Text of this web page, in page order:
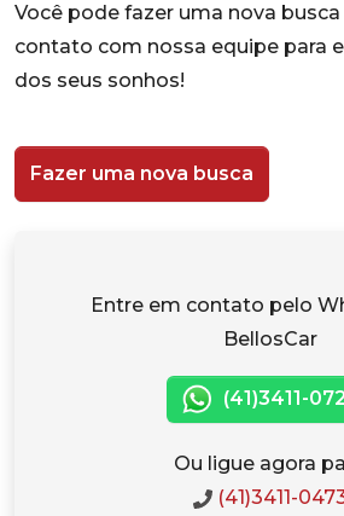
Você pode fazer uma nova
contato com nossa equipe para
dos seus sonhos!
Fazer uma nova busca
Entre em contato pelo
BellosCar
(41)3411-
Ou ligue agora
(41)3411-